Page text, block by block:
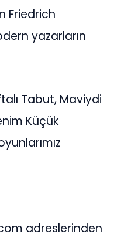
Friedrich
yazarların
Tabut, Maviydi
Küçük
adreslerinden